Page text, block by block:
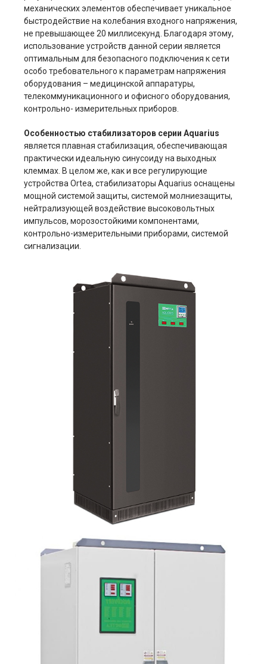
механических элементов обеспечивает уникальное
быстродействие на колебания входного напряжения,
не превышающее 20 миллисекунд. Благодаря этому,
использование устройств данной серии является
оптимальным для безопасного подключения к сети
особо требовательного к параметрам напряжения
оборудования – медицинской аппаратуры,
телекоммуникационного и офисного оборудования,
контрольно- измерительных приборов.
Особенностью стабилизаторов серии Aquarius
является плавная стабилизация, обеспечивающая
практически идеальную синусоиду на выходных
клеммах. В целом же, как и все регулирующие
устройства Ortea, стабилизаторы Aquarius оснащены
мощной системой защиты, системой молниезащиты,
нейтрализующей воздействие высоковольтных
импульсов, морозостойкими компонентами,
контрольно-измерительными приборами, системой
сигнализации.